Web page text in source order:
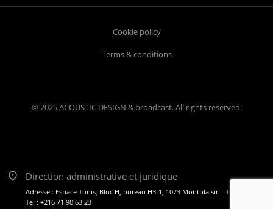
© 2025 ACOUSTIC DESIGN & broadcast. All rights reserved.
Cookie policy
Terms & conditions
Direction administrative et juridique
Adresse : Espace Tunis, Bloc H, bureau H3-1, 1073 Montplaisir – Tunis
Tel : +216 71 90 63 23